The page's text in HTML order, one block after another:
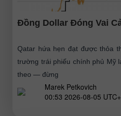
Đồng Dollar Đóng Vai
Qatar hứa hẹn đạt được thỏa
trường trái phiếu chính phủ Mỹ
theo — đừng
Marek Petkovich
00:53 2026-08-05